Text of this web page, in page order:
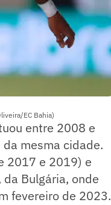
EC Bahia)
entre 2008 e
mesma cidade.
2017 e 2019) e
Bulgária, onde
fevereiro de 2023.